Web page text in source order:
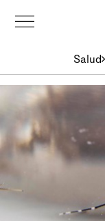
Salud